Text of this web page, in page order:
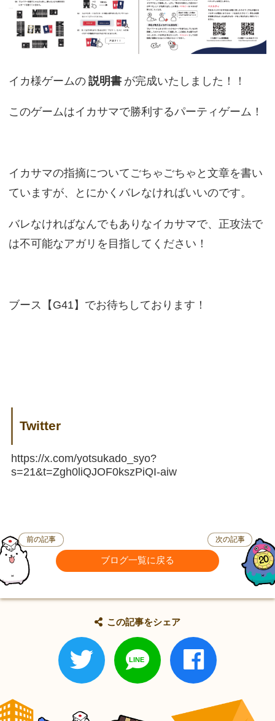
イカ様ゲームの 説明書 が完成いたしました！！
このゲームはイカサマで勝利するパーティゲーム！
イカサマの指摘についてごちゃごちゃと文章を書い
ていますが、とにかくバレなければいいのです。
バレなければなんでもありなイカサマで、正攻法で
は不可能なアガリを目指してください！
ブース【G41】でお待ちしております！
Twitter
https://x.com/yotsukado_syo?
s=21&t=Zgh0liQJOF0kszPiQI-aiw
前の記事
ブログ一覧に戻る
次の記事
この記事をシェア